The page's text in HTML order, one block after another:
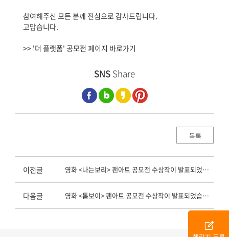
edit_square
참여해주신 모든 분께 진심으로 감사드립니다.
고맙습니다.
>> '더 플랫폼' 공모전 페이지 바로가기
SNS Share
목록
이전글 영화 <나는보리> 팬아트 공모전 수상작이 발표되었습니다.
다음글 영화 <톰보이> 팬아트 공모전 수상작이 발표되었습니다.